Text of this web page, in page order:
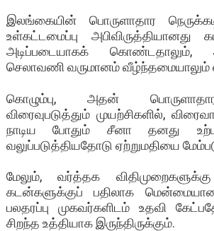
இலங்கையின் பொருளாதார
உள்கட்டமைப்பு
அடிப்படையாகக்
செலாவணி வருமானம் வீழ்ந்தமையாலும்
கொழும்பு, அதன்
விரைவுபடுத்தும் முயற்சிகளில்,
நாடிய போதும் சீனா தனது
வலுப்படுத்தியதோடு ஏற்றுமதியை
மேலும், வர்த்தக
கடன்களுக்குப் பதிலாக
பலதரப்பு முகவர்களிடம் உதவி
சிறந்த உத்தியாக இருந்திருக்கும்.